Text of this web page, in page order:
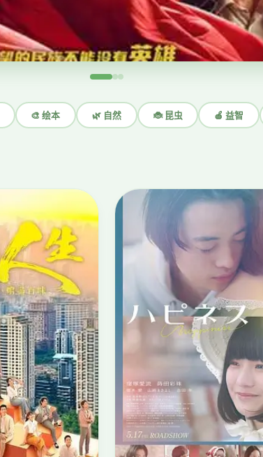
🎨 绘本 🌿 自然 🐞 昆虫 🍎 益智